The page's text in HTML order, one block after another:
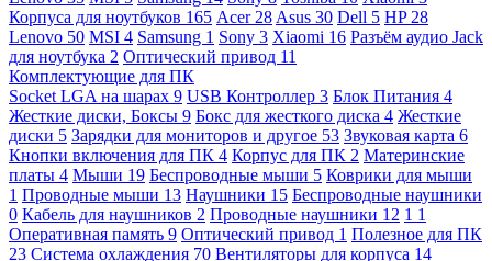
Корпуса для ноутбуков 165 Acer 28 Asus 30 Dell 5 HP 28
Lenovo 50 MSI 4 Samsung 1 Sony 3 Xiaomi 16 Разъём аудио Jack
для ноутбука 2 Оптический привод 11
Комплектующие для ПК
Socket LGA на шарах 9 USB Контроллер 3 Блок Питания 4
Жесткие диски, Боксы 9 Бокс для жесткого диска 4 Жесткие
диски 5 Зарядки для мониторов и другое 53 Звуковая карта 6
Кнопки включения для ПК 4 Корпус для ПК 2 Материнские
платы 4 Мыши 19 Беспроводные мыши 5 Коврики для мыши
1 Проводные мыши 13 Наушники 15 Беспроводные наушники
0 Кабель для наушников 2 Проводные наушники 12 1 1
Оперативная память 9 Оптический привод 1 Полезное для ПК
23 Система охлаждения 70 Вентиляторы для корпуса 14